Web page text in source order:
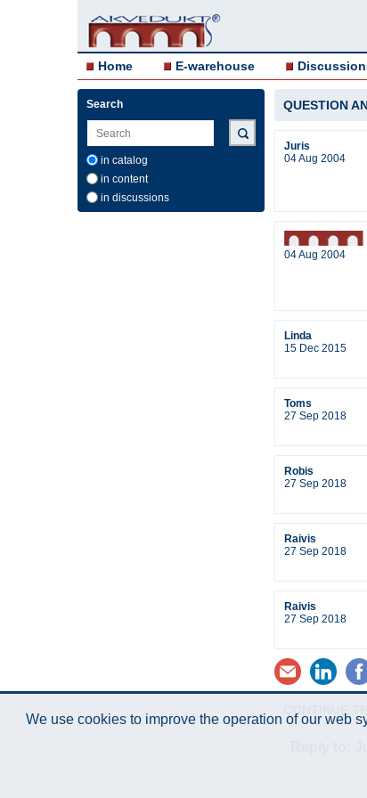
Home E-warehouse
Search
in catalog
in content
in discussions
QUESTION
Juris
04 Aug 2004
04 Aug 2004
Linda
15 Dec 2015
Toms
27 Sep 2018
Robis
27 Sep 2018
Raivis
27 Sep 2018
Raivis
27 Sep 2018
We use cookies to improve the operation of our web